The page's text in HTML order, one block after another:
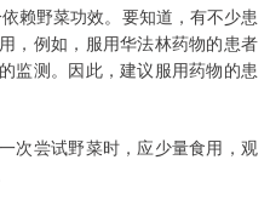
赖野菜功效。要知道，有不少患
，例如，服用华法林药物的患者
监测。因此，建议服用药物的患
次尝试野菜时，应少量食用，观